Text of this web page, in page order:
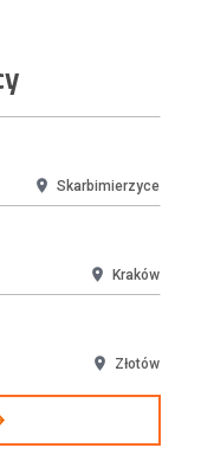
Skarbimierzyce
Kraków
Złotów